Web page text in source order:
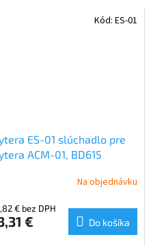
ES-01 slúchadlo pre
ACM-01, BD615
Na objednávku
€ bez DPH
€ Do košíka
Kód:ES-01